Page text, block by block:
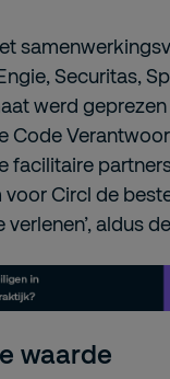
Securitas,
werd
Code
facilitaire
voor Circl de
aldus
waarde